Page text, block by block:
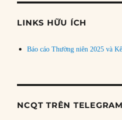
đề
LINKS HỮU ÍCH
Báo cáo Thường niên 2025 và
NCQT TRÊN TELEGRAM